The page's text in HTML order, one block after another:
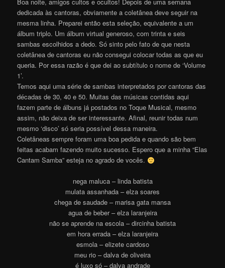
Boa noite, amigos cultos e ocultos! Depois de uma semana
dedicada às cantoras, obviamente a coletânea deve seguir na
mesma linha. Preparei então esta seleção, equivalente a um
álbum triplo. Um álbum virtual generoso, com trinta e seis
sambas escolhidos a dedo. Só sinto pelo fato de que nesta
coletânea de cantoras eu não consegui colocar todas as que eu
queria. Por essa razão é que dei ao subtítulo o nome de ‘Volume
1’.
Temos aqui uma série de sambas interpretados por cantoras das
décadas de 30, 40 e 50. Muitas das músicas contidas aqui
fazem parte de álbuns já postados no Toque Musical, mesmo
assim, não deixa de ser interessante. Afinal, reunir todas num
mesmo ‘disco’ só seria possível dessa maneira.
Coletâneas sempre foram uma boa pedida e quando são bem
feitas acabam fazendo muito sucesso. Espero que a minha “Elas
Cantam Samba” esteja no agrado de vocês.
nega maluca – linda batista
mulata assanhada – elza soares
chega de saudade – marisa gata mansa
agua de beber – elza laranjeira
não se aprende na escola – dircinha batista
em hora errada – elza laranjeira
esmola – elizete cardoso
meu rio – dalva de oliveira
é luxo só – dalva andrade